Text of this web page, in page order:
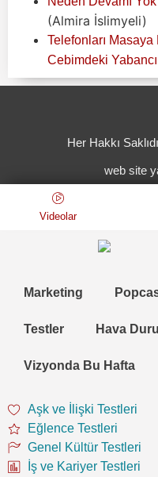
(Almira İslimyeli)
Telefonları
Cebimdeki
Her Hakkı
web site
Videolar
Marketing
Testler Hava
Vizyonda Bu Hafta
Aşk ve İlişki Testleri
Eğlence Testleri
Genel Kültür Testleri
İş ve Kariyer Testleri